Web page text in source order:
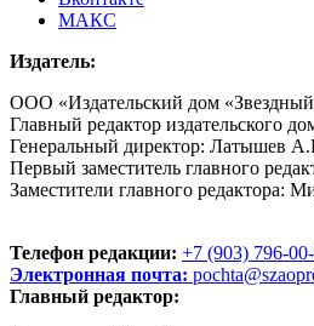
МАКС
Издатель:
ООО «Издательский дом
Главный редактор издательского
Генеральный директор: Латышев
Первый заместитель главного
Заместители главного
Телефон редакции: +7 (903) 796-
Электронная почта:
Главный редактор: